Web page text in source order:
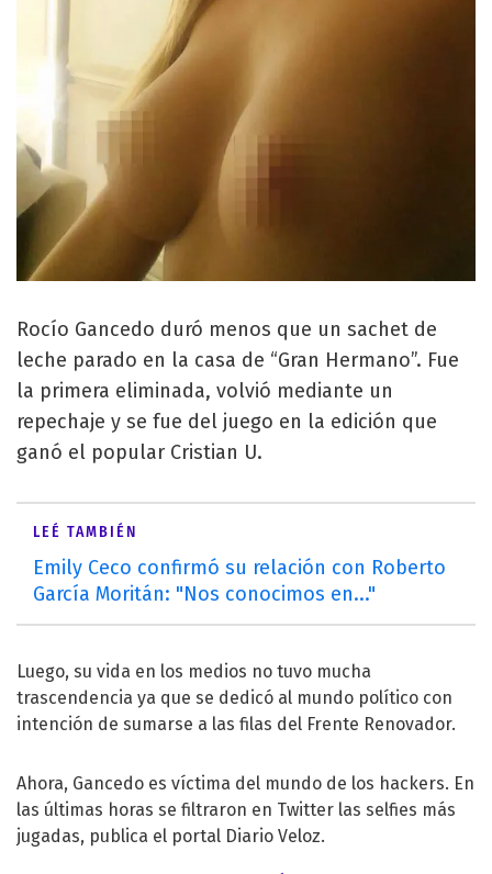
Rocío Gancedo duró menos que un sachet de
leche parado en la casa de “Gran Hermano”. Fue
la primera eliminada, volvió mediante un
repechaje y se fue del juego en la edición que
ganó el popular Cristian U.
LEÉ TAMBIÉN
Emily Ceco confirmó su relación con Roberto
García Moritán: "Nos conocimos en..."
Luego, su vida en los medios no tuvo mucha
trascendencia ya que se dedicó al mundo político con
intención de sumarse a las filas del Frente Renovador.
Ahora, Gancedo es víctima del mundo de los hackers. En
las últimas horas se filtraron en Twitter las selfies más
jugadas, publica el portal Diario Veloz.